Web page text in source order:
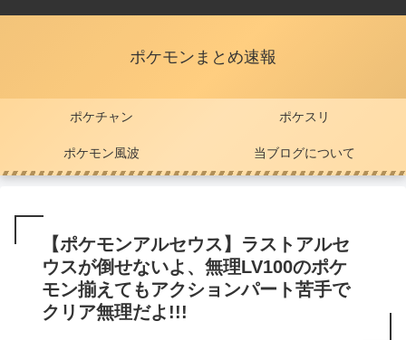
ポケモンまとめ速報
ポケチャン ポケスリ
ポケモン風波 当ブログについて
【ポケモンアルセウス】ラストアルセ
ウスが倒せないよ、無理LV100のポケ
モン揃えてもアクションパート苦手で
クリア無理だよ!!!